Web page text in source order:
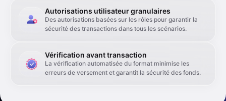
Autorisations utilisateur granulaires
Des autorisations basées sur les rôles pour garantir la
sécurité des transactions dans tous les scénarios.
Vérification avant transaction
La vérification automatisée du format minimise les
erreurs de versement et garantit la sécurité des fonds.